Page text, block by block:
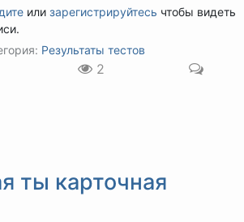
или зарегистрируйтесь чтобы видеть
Результаты тестов
2
ты карточная